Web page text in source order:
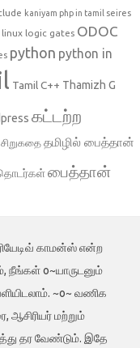
kaniyam php in tamil seires
linux logic gates ODOC
python python in
Tamil C++ Thamizh G
கட்டற்ற
சிறுகதை தமிழில் பைத்தான்
பைத்தான்
காமன்ஸ் என்ற
நீங்கள் o~யாருடனும்
~o~ வணிக
ஆசிரியர் மற்றும்
தர வேண்டும். இதே